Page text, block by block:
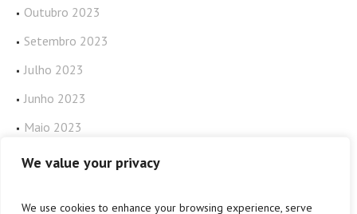
We value your privacy
We use cookies to enhance your browsing experience, serve
Outubro 2023
Setembro 2023
Julho 2023
Junho 2023
Maio 2023
Abril 2023